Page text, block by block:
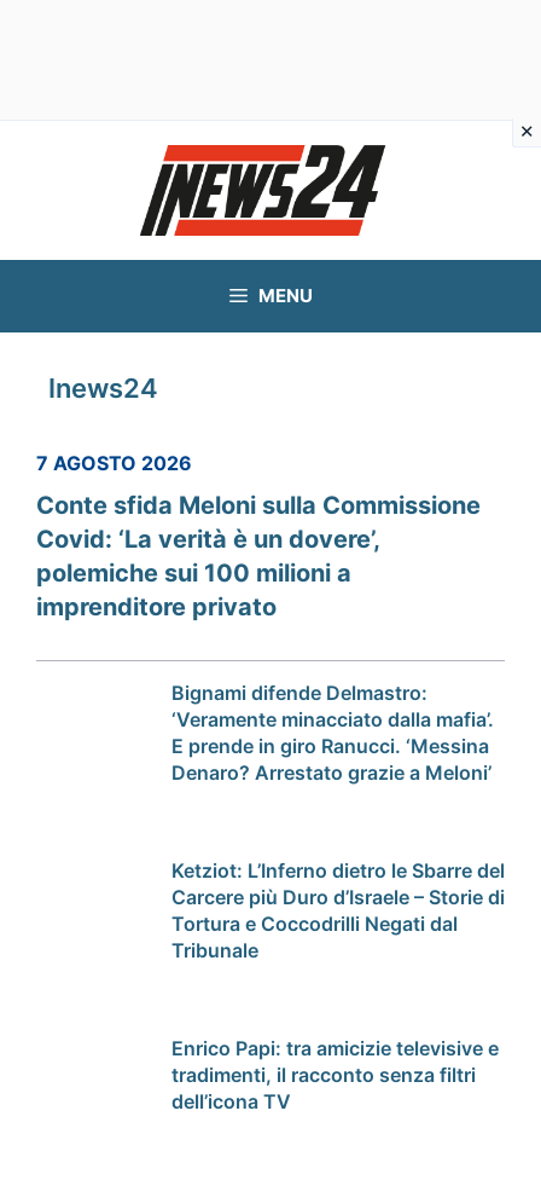
MENU
Inews24
7 AGOSTO 2026
Conte sfida Meloni sulla Commissione
Covid: ‘La verità è un dovere’,
polemiche sui 100 milioni a
imprenditore privato
Bignami difende Delmastro:
‘Veramente minacciato dalla mafia’.
E prende in giro Ranucci. ‘Messina
Denaro? Arrestato grazie a Meloni’
Ketziot: L’Inferno dietro le Sbarre del
Carcere più Duro d’Israele – Storie di
Tortura e Coccodrilli Negati dal
Tribunale
Enrico Papi: tra amicizie televisive e
tradimenti, il racconto senza filtri
dell’icona TV